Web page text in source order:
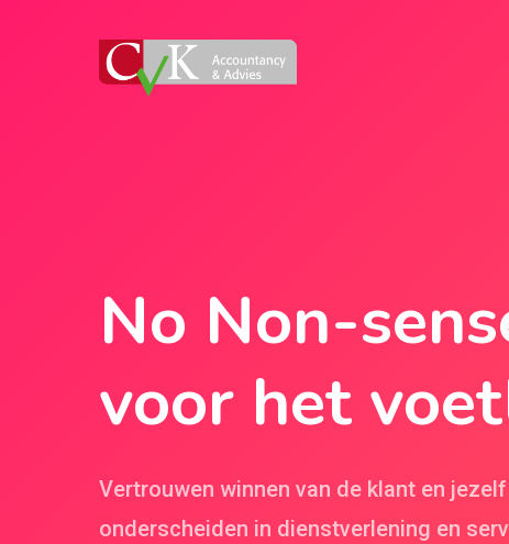
No Non-
voor het
Vertrouwen winnen van de klant en jezelf
onderscheiden in dienstverlening en